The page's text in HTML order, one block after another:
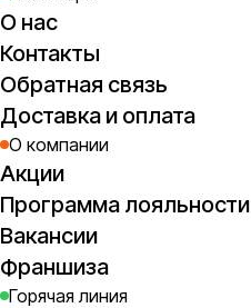
О нас
Контакты
Обратная связь
Доставка и оплата
О компании
Акции
Программа лояльности
Вакансии
Франшиза
Горячая линия